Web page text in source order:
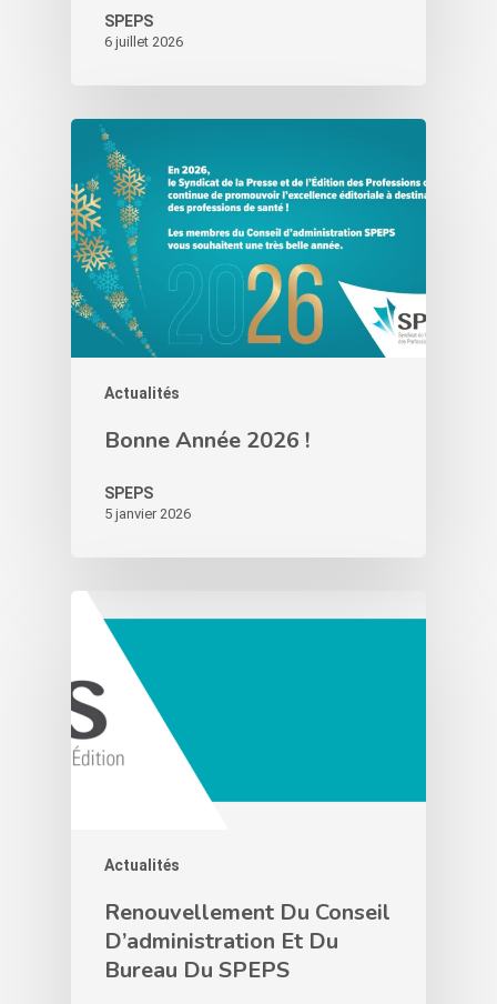
SPEPS
6 juillet 2026
Actualités
Bonne Année 2026 !
SPEPS
5 janvier 2026
Actualités
Renouvellement Du Conseil
D’administration Et Du
Bureau Du SPEPS